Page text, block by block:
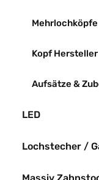
Mehrlochköpfe
Kopf Hersteller
Aufsätze &
LED
Lochstecher /